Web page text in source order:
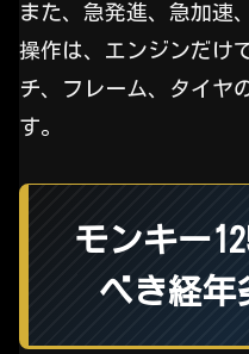
また、急発進、急加速
操作は、エンジンだけ
チ、フレーム、タイヤ
す。
モンキー
べき経年